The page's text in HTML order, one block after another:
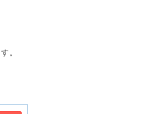
。